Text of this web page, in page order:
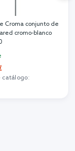
Croma conjunto de
cromo-blanco
catálogo: